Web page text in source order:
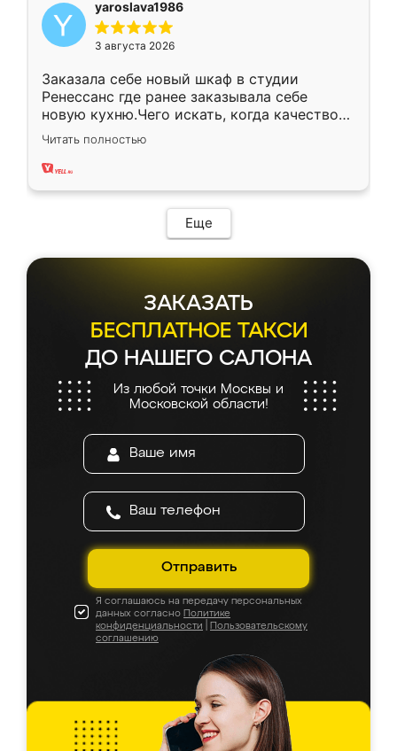
yaroslava1986
3 августа 2026
Заказала себе новый шкаф в студии
Ренессанс где ранее заказывала себе
новую кухню.Чего искать, когда качеством
вполне довольна. Служит кухня уже почти
два года, нареканий нет.
Читать полностью
Еще
ЗАКАЗАТЬ
БЕСПЛАТНОЕ ТАКСИ
ДО НАШЕГО САЛОНА
Из любой точки Москвы и
Московской области!
Отправить
Я соглашаюсь на передачу персональных
данных согласно Политике
конфиденциальности
Пользовательскому
соглашению